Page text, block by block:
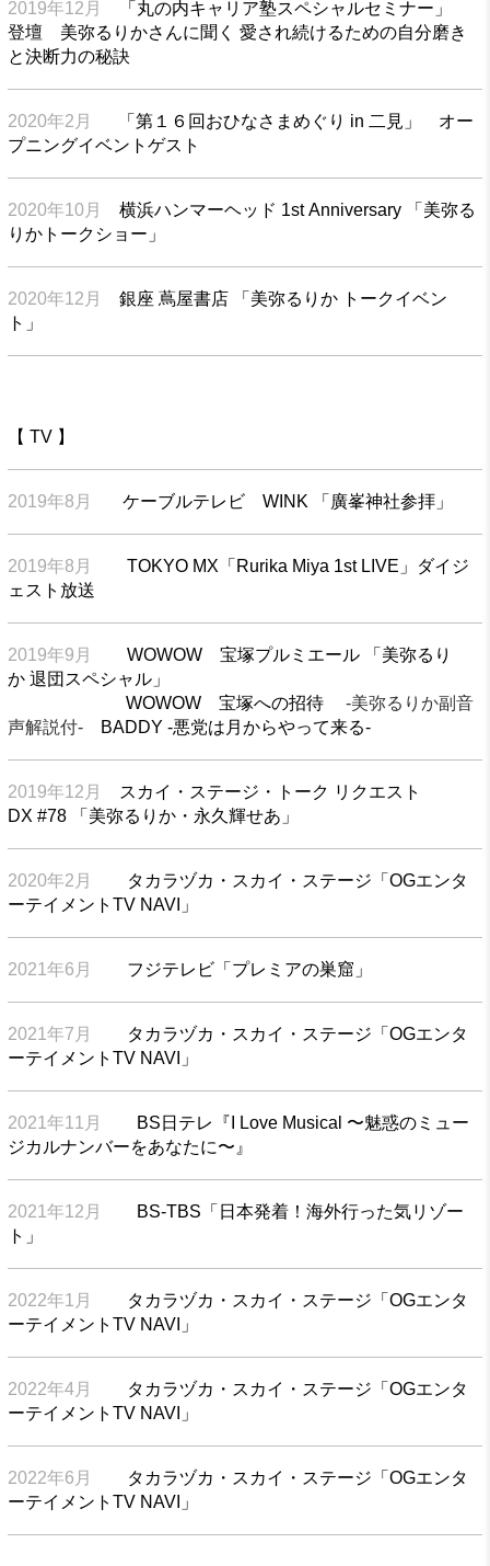
2019年12月
「丸の内キャリア塾スペシャルセミナー」
登壇 美弥るりかさんに聞く 愛され続けるための自分磨き
と決断力の秘訣
2020年2月
「第１６回おひなさまめぐり in 二見」 オー
プニングイベントゲスト
2020年10月
横浜ハンマーヘッド 1st Anniversary 「美弥る
りかトークショー」
2020年12月
銀座 蔦屋書店 「美弥るりか トークイベン
ト」
【 TV 】
2019年8月 ケーブルテレビ WINK 「廣峯神社参拝」
2019年8月
TOKYO MX「Rurika Miya 1st LIVE」ダイジ
ェスト放送
2019年9月
WOWOW 宝塚プルミエール 「美弥るり
か 退団スペシャル」
WOWOW 宝塚への招待 -美弥るりか副音
声解説付-
BADDY -悪党は月からやって来る-
2019年12月
スカイ・ステージ・トーク リクエスト
DX #78 「美弥るりか・永久輝せあ」
2020年2月
タカラヅカ・スカイ・ステージ「OGエンタ
ーテイメントTV NAVI」
2021年6月 フジテレビ「プレミアの巣窟」
2021年7月
タカラヅカ・スカイ・ステージ「OGエンタ
ーテイメントTV NAVI」
2021年11月
BS日テレ『I Love Musical 〜魅惑のミュー
ジカルナンバーをあなたに〜』
2021年12月
BS-TBS「日本発着！海外行った気リゾー
ト」
2022年1月
タカラヅカ・スカイ・ステージ「OGエンタ
ーテイメントTV NAVI」
2022年4月
タカラヅカ・スカイ・ステージ「OGエンタ
ーテイメントTV NAVI」
2022年6月
タカラヅカ・スカイ・ステージ「OGエンタ
ーテイメントTV NAVI」